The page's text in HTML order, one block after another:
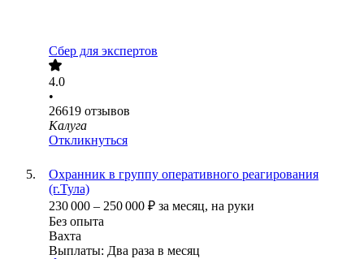
Сбер для экспертов
4.0
•
26619 отзывов
Калуга
Откликнуться
Охранник в группу оперативного реагирования
(г.Тула)
230 000 – 250 000 ₽ за месяц, на руки
Без опыта
Вахта
Выплаты: Два раза в месяц